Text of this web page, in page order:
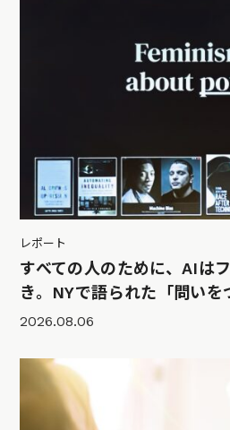
レポート
すべての人のために、AIは
き。NYで語られた「問いを
2026.08.06